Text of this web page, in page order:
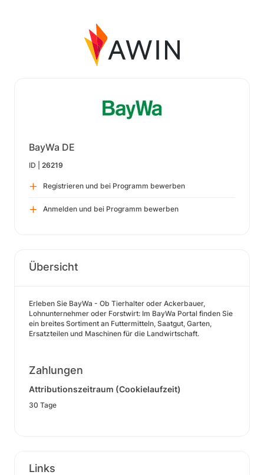
BayWa DE
ID | 26219
Registrieren und bei Programm bewerben
Anmelden und bei Programm bewerben
Übersicht
Erleben Sie BayWa - Ob Tierhalter oder Ackerbauer,
Lohnunternehmer oder Forstwirt: Im BayWa Portal finden Sie
ein breites Sortiment an Futtermitteln, Saatgut, Garten,
Ersatzteilen und Maschinen für die Landwirtschaft.
Zahlungen
Attributionszeitraum (Cookielaufzeit)
30 Tage
Links